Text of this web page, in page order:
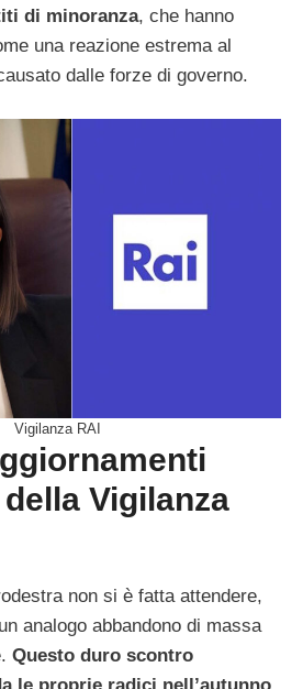
di minoranza, che hanno
una reazione estrema al
dalle forze di governo.
Vigilanza RAI
Vigilanza
non si è fatta attendere,
analogo abbandono di massa
Questo duro scontro
le proprie radici nell’autunno